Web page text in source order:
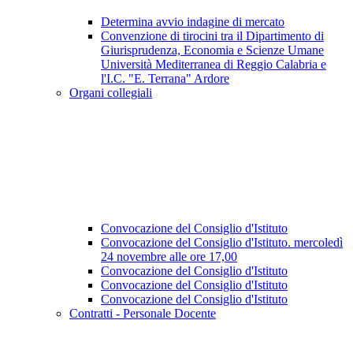
Determina avvio indagine di mercato
Convenzione di tirocini tra il Dipartimento di
Giurisprudenza, Economia e Scienze Umane
Università Mediterranea di Reggio Calabria e
l'I.C. "E. Terrana" Ardore
Organi collegiali
Convocazione del Consiglio d'Istituto
Convocazione del Consiglio d'Istituto. mercoledì
24 novembre alle ore 17,00
Convocazione del Consiglio d'Istituto
Convocazione del Consiglio d'Istituto
Convocazione del Consiglio d'Istituto
Contratti - Personale Docente